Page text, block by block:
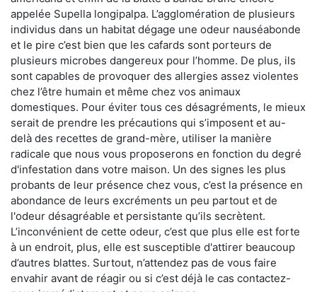
appelée Supella longipalpa. L’agglomération de plusieurs
individus dans un habitat dégage une odeur nauséabonde
et le pire c’est bien que les cafards sont porteurs de
plusieurs microbes dangereux pour l’homme. De plus, ils
sont capables de provoquer des allergies assez violentes
chez l’être humain et même chez vos animaux
domestiques. Pour éviter tous ces désagréments, le mieux
serait de prendre les précautions qui s’imposent et au-
delà des recettes de grand-mère, utiliser la manière
radicale que nous vous proposerons en fonction du degré
d'infestation dans votre maison. Un des signes les plus
probants de leur présence chez vous, c’est la présence en
abondance de leurs excréments un peu partout et de
l'odeur désagréable et persistante qu’ils secrètent.
L’inconvénient de cette odeur, c’est que plus elle est forte
à un endroit, plus, elle est susceptible d'attirer beaucoup
d’autres blattes. Surtout, n’attendez pas de vous faire
envahir avant de réagir ou si c’est déjà le cas contactez-